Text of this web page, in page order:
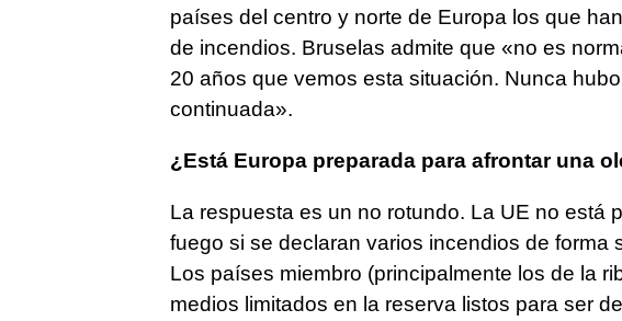
países del centro y norte de Europa los que
de incendios. Bruselas admite que «no es
20 años que vemos esta situación. Nunca
continuada».
¿Está Europa preparada para afrontar una
La respuesta es un no rotundo. La UE no está
fuego si se declaran varios incendios de forma
Los países miembro (principalmente los de la
medios limitados en la reserva listos para ser